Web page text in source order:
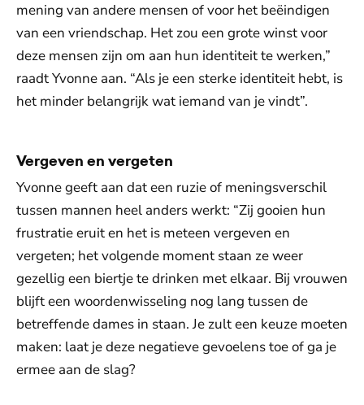
mening van andere mensen of voor het beëindigen
van een vriendschap. Het zou een grote winst voor
deze mensen zijn om aan hun identiteit te werken,”
raadt Yvonne aan. “Als je een sterke identiteit hebt, is
het minder belangrijk wat iemand van je vindt”.
Vergeven en vergeten
Yvonne geeft aan dat een ruzie of meningsverschil
tussen mannen heel anders werkt: “Zij gooien hun
frustratie eruit en het is meteen vergeven en
vergeten; het volgende moment staan ze weer
gezellig een biertje te drinken met elkaar. Bij vrouwen
blijft een woordenwisseling nog lang tussen de
betreffende dames in staan. Je zult een keuze moeten
maken: laat je deze negatieve gevoelens toe of ga je
ermee aan de slag?